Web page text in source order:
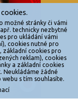
zakázáno.
možné stránky či vámi
technicky nezbytné
pro ukládání vámi
cookies nutné pro
základní cookies pro
reklam), cookies
a základní cookies
Neukládáme žádné
s tím souhlasíte.